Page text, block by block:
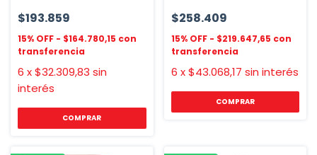
$193.859
$164.780,15
6 x$32.309,83 sin
interés
$258.409
$219.647,65
6 x$43.068,17 sin interés